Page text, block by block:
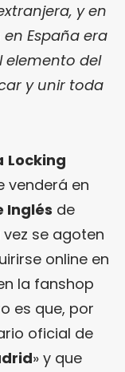
y en
España era
elemento del
y unir toda
Locking
venderá en
Inglés de
se agoten
online en
la fanshop
es que, por
oficial de
» y que